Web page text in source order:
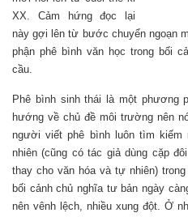
XX. Cảm hứng đọc lại
này gợi lên từ bước chuyển ngoạn
phận phê bình văn học trong bối
cầu.
Phê bình sinh thái là một phương
hướng về chủ đề môi trường nên
người viết phê bình luôn tìm
nhiên (cũng có tác giả dùng cặp
thay cho văn hóa và tự nhiên)
bối cảnh chủ nghĩa tư bản ngày
nên vênh lệch, nhiều xung đột. Ở